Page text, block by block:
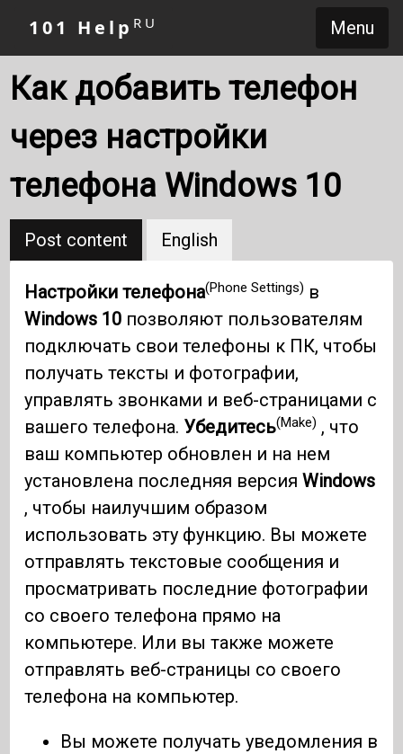
Menu
101 Help RU
Как добавить телефон
через настройки
телефона Windows 10
Post content English
Настройки телефона(Phone Settings) в
Windows 10 позволяют пользователям
подключать свои телефоны к ПК, чтобы
получать тексты и фотографии,
управлять звонками и веб-страницами с
вашего телефона. Убедитесь(Make) , что
ваш компьютер обновлен и на нем
установлена ​​последняя версияWindows
, чтобы наилучшим образом
использовать эту функцию. Вы можете
отправлять текстовые сообщения и
просматривать последние фотографии
со своего телефона прямо на
компьютере. Или вы также можете
отправлять веб-страницы со своего
телефона на компьютер.
Вы можете получать уведомления в